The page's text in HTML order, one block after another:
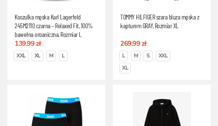
Koszulka męska Karl Lagerfeld
245M2110 czarna – Relaxed Fit, 100%
bawełna organiczna, Rozmiar L
139.99 zł
XXL XL M L
TOMMY HILFIGER szara bluza męska z
kapturem GRAY, Rozmiar XL
269.99 zł
L M S
XXL
XL